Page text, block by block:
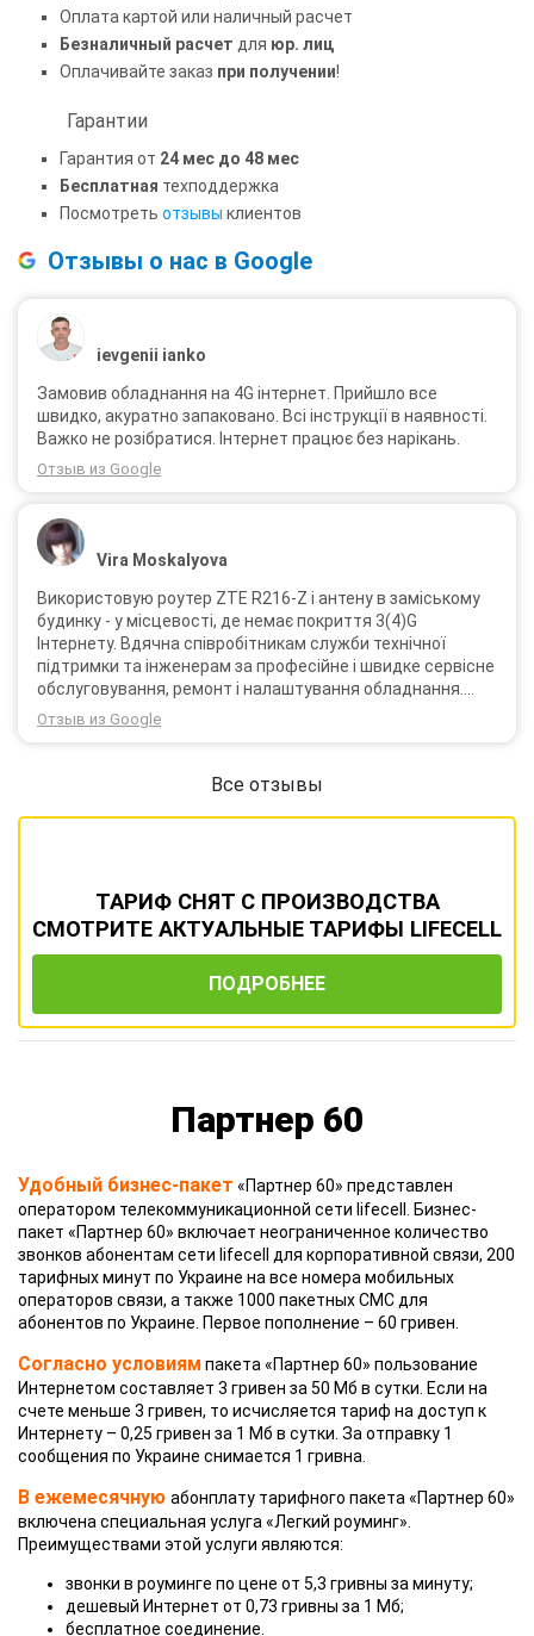
Оплата картой или наличный расчет
Безналичный расчет для юр. лиц
Оплачивайте заказ при получении!
Гарантии
Гарантия от 24 мес до 48 мес
Бесплатная техподдержка
Посмотреть отзывы клиентов
Отзывы о нас в Google
ievgenii ianko
Замовив обладнання на 4G інтернет. Прийшло все
швидко, акуратно запаковано. Всі інструкції в наявності.
Важко не розібратися. Інтернет працює без нарікань.
Отзыв из Google
Vira Moskalyova
Використовую роутер ZTE R216-Z і антену в заміському
будинку - у місцевості, де немає покриття 3(4)G
Інтернету. Вдячна співробітникам служби технічної
підтримки та інженерам за професійне і швидке сервісне
обслуговування, ремонт і налаштування обладнання.
Через 3 роки після покупки я не шкодую про прийняте
тоді рішення придбати обладнання в компанії 3G star
Отзыв из Google
Все отзывы
ТАРИФ СНЯТ С ПРОИЗВОДСТВА
СМОТРИТЕ АКТУАЛЬНЫЕ ТАРИФЫ LIFECELL
ПОДРОБНЕЕ
Партнер 60
Удобный бизнес-пакет «Партнер 60» представлен
оператором телекоммуникационной сети lifecell. Бизнес-
пакет «Партнер 60» включает неограниченное количество
звонков абонентам сети lifecell для корпоративной связи, 200
тарифных минут по Украине на все номера мобильных
операторов связи, а также 1000 пакетных СМС для
абонентов по Украине. Первое пополнение – 60 гривен.
Согласно условиям пакета «Партнер 60» пользование
Интернетом составляет 3 гривен за 50 Мб в сутки. Если на
счете меньше 3 гривен, то исчисляется тариф на доступ к
Интернету – 0,25 гривен за 1 Мб в сутки. За отправку 1
сообщения по Украине снимается 1 гривна.
В ежемесячную абонплату тарифного пакета «Партнер 60»
включена специальная услуга «Легкий роуминг».
Преимуществами этой услуги являются:
звонки в роуминге по цене от 5,3 гривны за минуту;
дешевый Интернет от 0,73 гривны за 1 Мб;
бесплатное соединение.